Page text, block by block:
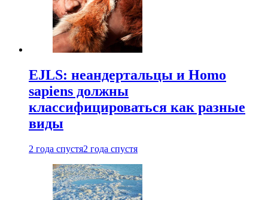
EJLS: неандертальцы и Homo
sapiens должны
классифицироваться как разные
виды
2 года спустя2 года спустя